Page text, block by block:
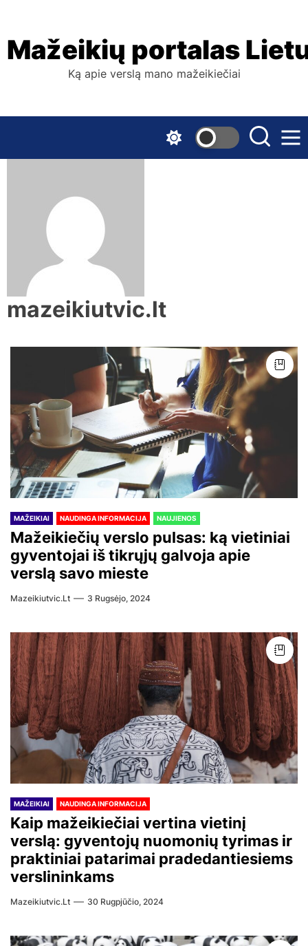
the
content
Mažeikių portalas
Ką apie verslą mano mažeikiečiai
mazeikiutvic.lt
MAŽEIKIAI NAUDINGA INFORMACIJA NAUJIENOS
Mažeikiečių verslo pulsas: ką vietiniai
gyventojai iš tikrųjų galvoja apie
verslą savo mieste
Mazeikiutvic.lt 3 Rugsėjo, 2024
MAŽEIKIAI NAUDINGA INFORMACIJA
Kaip mažeikiečiai vertina vietinį
verslą: gyventojų nuomonių tyrimas ir
praktiniai patarimai pradedantiesiems
verslininkams
Mazeikiutvic.lt 30 Rugpjūčio, 2024